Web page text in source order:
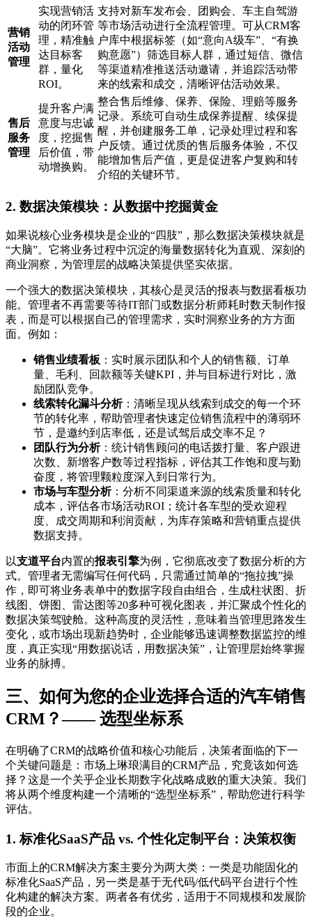
营销
活动
管理
实现营销活
动的闭环管
理，精准触
达目标客
群，量化
ROI。
支持对新车发布会、团购会、车主自驾游
等市场活动进行全流程管理。可从CRM客
户库中根据标签（如“意向A级车”、“有换
购意愿”）筛选目标人群，通过短信、微信
等渠道精准推送活动邀请，并追踪活动带
来的线索和成交，清晰评估活动效果。
售后
服务
管理
提升客户满
意度与忠诚
度，挖掘售
后价值，带
动增换购。
整合售后维修、保养、保险、理赔等服务
记录。系统可自动生成保养提醒、续保提
醒，并创建服务工单，记录处理过程和客
户反馈。通过优质的售后服务体验，不仅
能增加售后产值，更是促进客户复购和转
介绍的关键环节。
2. 数据决策模块：从数据中挖掘黄金
如果说核心业务模块是企业的“四肢”，那么数据决策模块就是
“大脑”。它将业务过程中沉淀的海量数据转化为直观、深刻的
商业洞察，为管理层的战略决策提供坚实依据。
一个强大的数据决策模块，其核心是灵活的报表与数据看板功
能。管理者不再需要等待IT部门或数据分析师耗时数天制作报
表，而是可以根据自己的管理需求，实时洞察业务的方方面
面。例如：
销售业绩看板 ：实时展示团队和个人的销售额、订单
量、毛利、回款额等关键KPI，并与目标进行对比，激
励团队竞争。
线索转化漏斗分析：清晰呈现从线索到成交的每一个环
节的转化率，帮助管理者快速定位销售流程中的薄弱环
节，是邀约到店率低，还是试驾后成交率不足？
团队行为分析：统计销售顾问的电话拨打量、客户跟进
次数、新增客户数等过程指标，评估其工作饱和度与勤
奋度，将管理颗粒度深入到日常行为。
市场与车型分析：分析不同渠道来源的线索质量和转化
成本，评估各市场活动ROI；统计各车型的受欢迎程
度、成交周期和利润贡献，为库存策略和营销重点提供
数据支持。
以支道平台内置的报表引擎为例，它彻底改变了数据分析的方
式。管理者无需编写任何代码，只需通过简单的“拖拉拽”操
作，即可将业务表单中的数据字段自由组合，生成柱状图、折
线图、饼图、雷达图等20多种可视化图表，并汇聚成个性化的
数据决策驾驶舱。这种高度的灵活性，意味着当管理思路发生
变化，或市场出现新趋势时，企业能够迅速调整数据监控的维
度，真正实现“用数据说话，用数据决策”，让管理层始终掌握
业务的脉搏。
三、如何为您的企业选择合适的汽车销售
CRM？—— 选型坐标系
在明确了CRM的战略价值和核心功能后，决策者面临的下一
个关键问题是：市场上琳琅满目的CRM产品，究竟该如何选
择？这是一个关乎企业长期数字化战略成败的重大决策。我们
将从两个维度构建一个清晰的“选型坐标系”，帮助您进行科学
评估。
1. 标准化SaaS产品 vs. 个性化定制平台：决策权衡
市面上的CRM解决方案主要分为两大类：一类是功能固化的
标准化SaaS产品，另一类是基于无代码/低代码平台进行个性
化构建的解决方案。两者各有优劣，适用于不同规模和发展阶
段的企业。